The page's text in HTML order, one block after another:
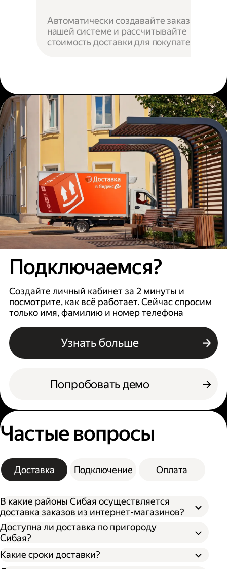
Автоматически создавайте заказы в
нашей системе и рассчитывайте
стоимость доставки для покупателей.
Подключаемся?
Создайте личный кабинет за 2 минуты и
посмотрите, как всё работает. Сейчас спросим
только имя, фамилию и номер телефона
Узнать больше
Попробовать демо
Частые вопросы
Доставка Подключение Оплата
В какие районы Сибая осуществляется
доставка заказов из интернет-магазинов?
Доступна ли доставка по пригороду
Сибая?
Какие сроки доставки?